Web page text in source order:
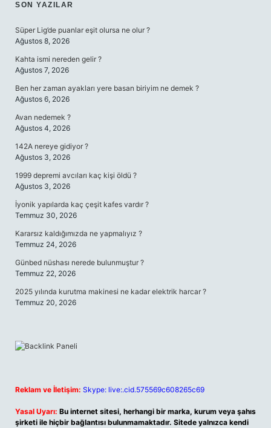
SIDEBAR
SON YAZILAR
Süper Lig’de puanlar eşit olursa ne olur ?
Ağustos 8, 2026
Kahta ismi nereden gelir ?
Ağustos 7, 2026
Ben her zaman ayakları yere basan biriyim ne demek ?
Ağustos 6, 2026
Avan nedemek ?
Ağustos 4, 2026
142A nereye gidiyor ?
Ağustos 3, 2026
1999 depremi avcıları kaç kişi öldü ?
Ağustos 3, 2026
İyonik yapılarda kaç çeşit kafes vardır ?
Temmuz 30, 2026
Kararsız kaldığımızda ne yapmalıyız ?
Temmuz 24, 2026
Günbed nüshası nerede bulunmuştur ?
Temmuz 22, 2026
2025 yılında kurutma makinesi ne kadar elektrik harcar ?
Temmuz 20, 2026
Reklam ve İletişim: Skype: live:.cid.575569c608265c69
Yasal Uyarı: Bu internet sitesi, herhangi bir marka, kurum veya şahıs
şirketi ile hiçbir bağlantısı bulunmamaktadır. Sitede yalnızca kendi